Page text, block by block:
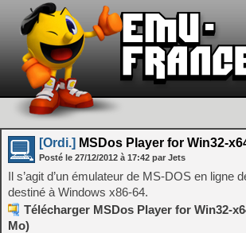
[Ordi.] MSDos Player for Win32-
Posté le 27/12/2012 à 17:42 par Jets
Il s’agit d’un émulateur de MS-DOS en ligne
destiné à Windows x86-64.
Télécharger MSDos Player for Win32-
Mo)